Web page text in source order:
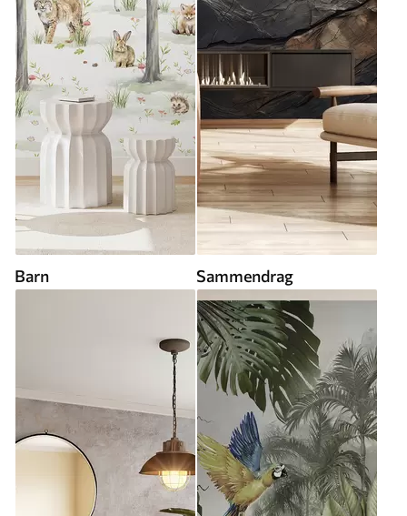
Barn Sammendrag